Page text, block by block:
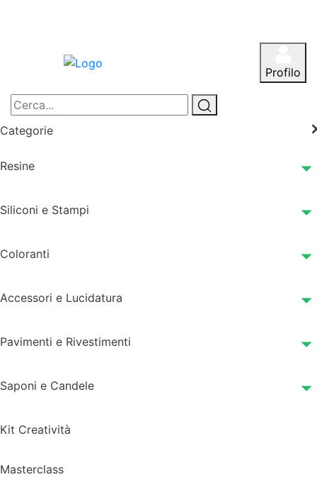
Profilo
Categorie
Resine
Siliconi e Stampi
Coloranti
Accessori e Lucidatura
Pavimenti e Rivestimenti
Saponi e Candele
Kit Creatività
Masterclass